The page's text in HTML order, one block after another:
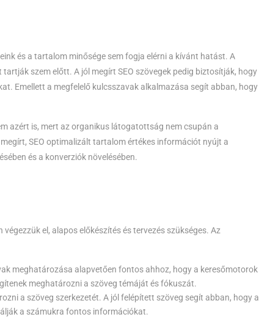
és a tartalom minősége sem fogja elérni a kívánt hatást. A
szem előtt. A jól megírt SEO szövegek pedig biztosítják, hogy
Emellett a megfelelő kulcsszavak alkalmazása segít abban, hogy
azért is, mert az organikus látogatottság nem csupán a
SEO optimalizált tartalom értékes információt nyújt a
és a konverziók növelésében.
el, alapos előkészítés és tervezés szükséges. Az
meghatározása alapvetően fontos ahhoz, hogy a keresőmotorok
meghatározni a szöveg témáját és fókuszát.
a szöveg szerkezetét. A jól felépített szöveg segít abban, hogy a
a számukra fontos információkat.